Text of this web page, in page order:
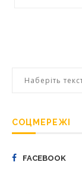
СОЦМЕРЕЖІ
FACEBOOK